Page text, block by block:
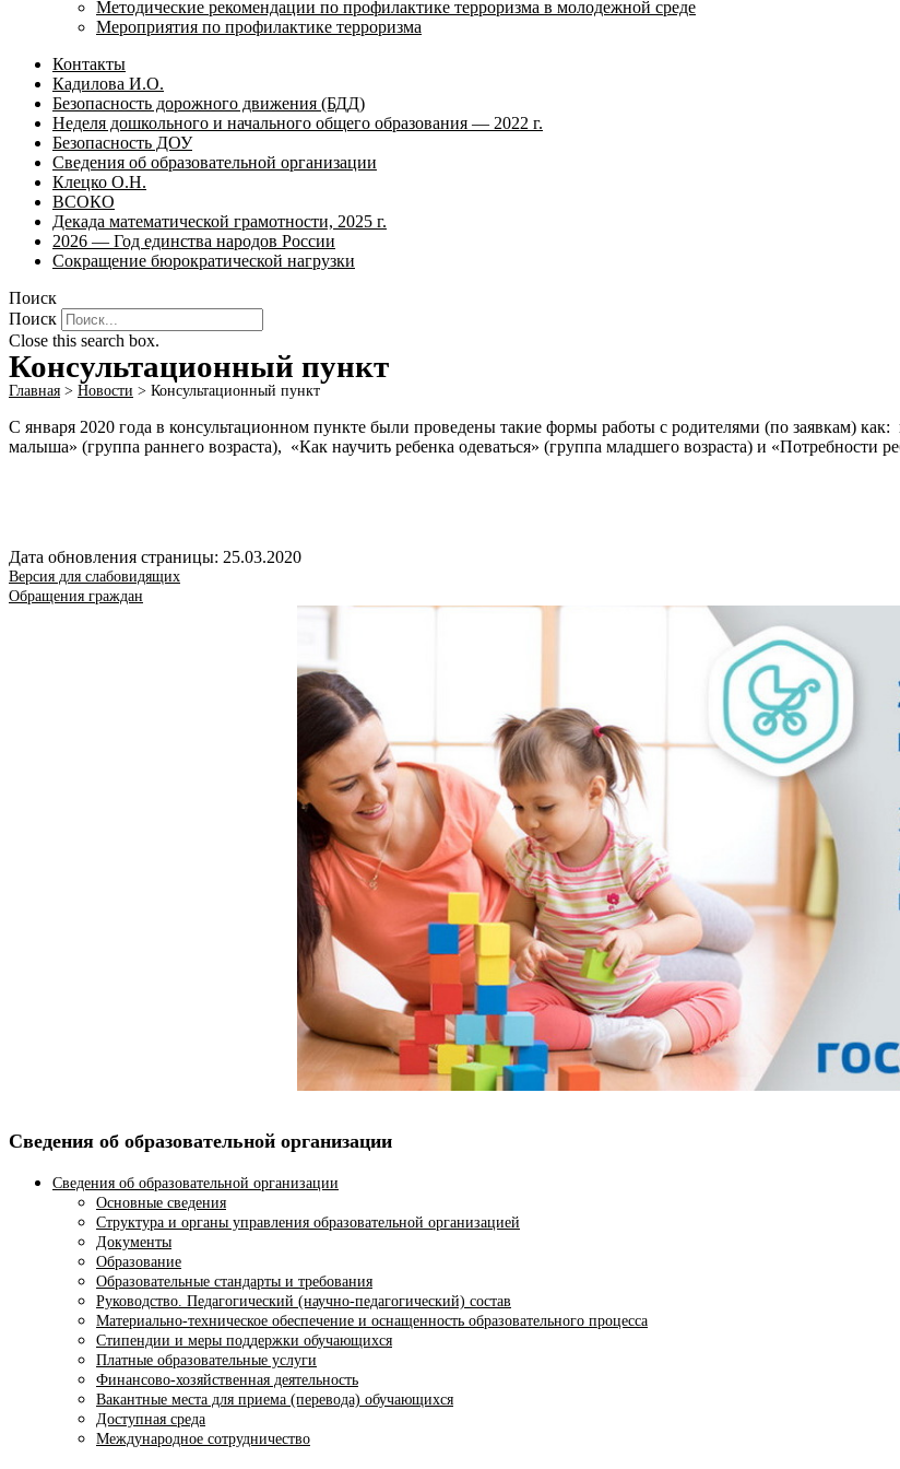
Методические рекомендации по профилактике терроризма в молодежной среде
Мероприятия по профилактике терроризма
Контакты
Кадилова И.О.
Безопасность дорожного движения (БДД)
Неделя дошкольного и начального общего образования — 2022 г.
Безопасность ДОУ
Сведения об образовательной организации
Клецко О.Н.
ВСОКО
Декада математической грамотности, 2025 г.
2026 — Год единства народов России
Сокращение бюрократической нагрузки
Поиск
Поиск
Close this search box.
Консультационный пункт
Главная > Новости > Консультационный пункт
С января 2020 года в консультационном пункте были проведены такие формы работы с родителями (по заявкам)
малыша» (группа раннего возраста), «Как научить ребенка одеваться» (группа младшего возраста) и «Потребности
Дата обновления страницы: 25.03.2020
Версия для слабовидящих
Обращения граждан
Сведения об образовательной организации
Сведения об образовательной организации
Основные сведения
Структура и органы управления образовательной организацией
Документы
Образование
Образовательные стандарты и требования
Руководство. Педагогический (научно-педагогический) состав
Материально-техническое обеспечение и оснащенность образовательного процесса
Стипендии и меры поддержки обучающихся
Платные образовательные услуги
Финансово-хозяйственная деятельность
Вакантные места для приема (перевода) обучающихся
Доступная среда
Международное сотрудничество